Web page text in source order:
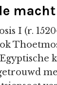
I (r.